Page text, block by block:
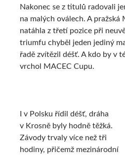
Nakonec se z titulů radovali
na malých oválech. A
natáhla z třetí pozice při
triumfu chyběl jeden jediný
řadě zvítězil déšť. A kdo by v
vrchol MACEC Cupu.
I v Polsku řídil déšť, dráha
v Krosně byly hodně těžká.
Závody trvaly více než tři
hodiny, přičemž mezinárodní